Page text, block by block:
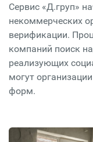
Сервис «Д.груп»
некоммерческих
верификации.
компаний поиск
реализующих
могут
форм.